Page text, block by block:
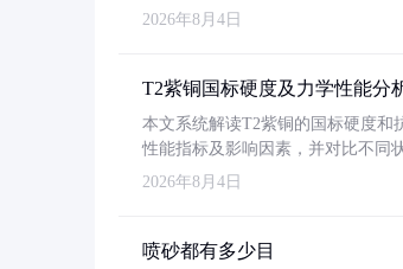
2026年8月4日
T2紫铜国标硬度及力学性能分
本文系统解读T2紫铜的国标硬度和
性能指标及影响因素，并对比不同
2026年8月4日
喷砂都有多少目